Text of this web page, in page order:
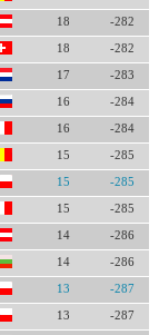
18 -282
18 -282
17 -283
16 -284
16 -284
15 -285
15 -285
15 -285
14 -286
14 -286
13 -287
13 -287